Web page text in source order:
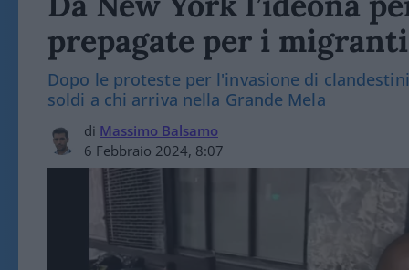
prepagate per i migranti
Dopo le proteste per l'invasione di
soldi a chi arriva nella Grande Mela
di Massimo Balsamo
6 Febbraio 2024, 8:07